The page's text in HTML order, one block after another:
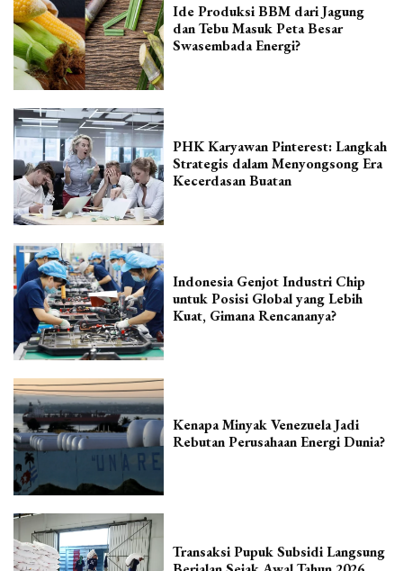
Ide Produksi BBM dari Jagung
dan Tebu Masuk Peta Besar
Swasembada Energi?
PHK Karyawan Pinterest: Langkah
Strategis dalam Menyongsong Era
Kecerdasan Buatan
Indonesia Genjot Industri Chip
untuk Posisi Global yang Lebih
Kuat, Gimana Rencananya?
Kenapa Minyak Venezuela Jadi
Rebutan Perusahaan Energi Dunia?
Transaksi Pupuk Subsidi Langsung